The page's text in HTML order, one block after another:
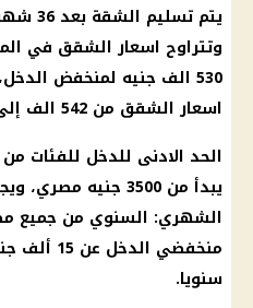
يتم
وتتراوح اسعار
530 الف جنيه لمنخفض الدخل، ولمتوسطي الدخل، تتراوح
اسعارالشقق من 542 الف إلى 700 الف جنيه.
الحد الادنى للدخل للفئات
يبدأ من 3500
جنيه مصري،
الشهري: السنوي من جميع
سنويا.